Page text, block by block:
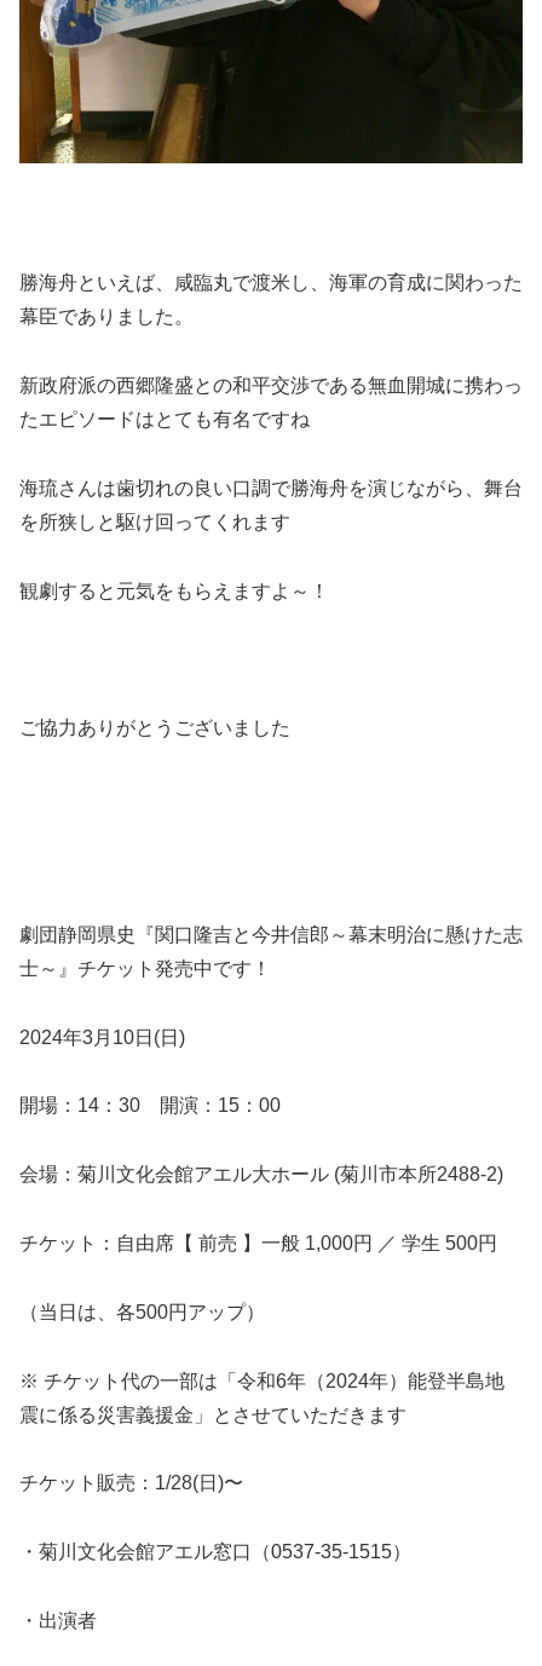
勝海舟といえば、咸臨丸で渡米し、海軍の育成に関わった
幕臣でありました。
新政府派の西郷隆盛との和平交渉である無血開城に携わっ
たエピソードはとても有名ですね
海琉さんは歯切れの良い口調で勝海舟を演じながら、舞台
を所狭しと駆け回ってくれます
観劇すると元気をもらえますよ～！
ご協力ありがとうございました
劇団静岡県史『関口隆吉と今井信郎～幕末明治に懸けた志
士～』チケット発売中です！
2024年3月10日(日)
開場：14：30 開演：15：00
会場：菊川文化会館アエル大ホール (菊川市本所2488-2)
チケット：自由席【 前売 】一般 1,000円 ／ 学生 500円
（当日は、各500円アップ）
※ チケット代の一部は「令和6年（2024年）能登半島地
震に係る災害義援金」とさせていただきます
チケット販売：1/28(日)〜
・菊川文化会館アエル窓口（0537-35-1515）
・出演者